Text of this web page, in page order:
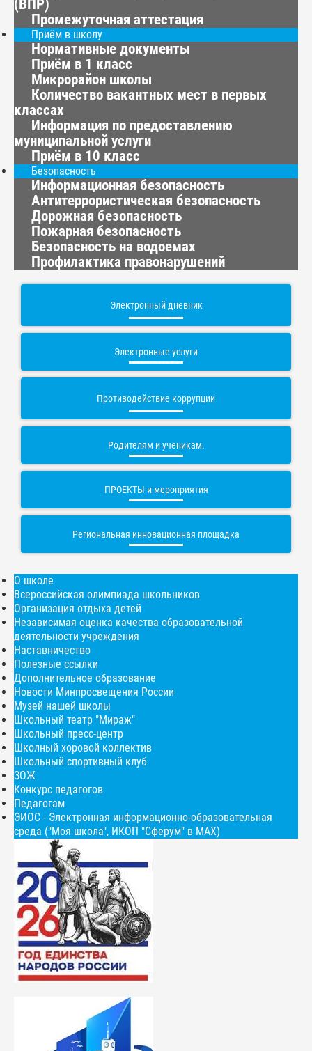
(ВПР)
Промежуточная аттестация
Приём в школу
Нормативные документы
Приём в 1 класс
Микрорайон школы
Количество вакантных мест в первых
классах
Информация по предоставлению
муниципальной услуги
Приём в 10 класс
Безопасность
Информационная безопасность
Антитеррористическая безопасность
Дорожная безопасность
Пожарная безопасность
Безопасность на водоемах
Профилактика правонарушений
Электронный дневник
Электронные услуги
Противодействие коррупции
Родителям и ученикам.
ПРОЕКТЫ и мероприятия
Региональная инновационная площадка
О школе
Всероссийская олимпиада школьников
Организация отдыха детей
Независимая оценка качества образовательной
деятельности учреждения
Наставничество
Полезные ссылки
Дополнительное образование
Новости Минпросвещения России
Музей нашей школы
Школьный театр "Мираж"
Школьный пресс-центр
Школный хоровой коллектив
Школьный спортивный клуб
ЗОЖ
Конкурс педагогов
Педагогам
ЭИОС - Электронная информационно-образовательная
среда ("Моя школа", ИКОП "Сферум" в МАХ)